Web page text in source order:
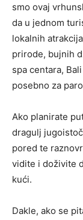
smo ovaj
da u jednom
lokalnih
prirode, bujnih
spa centara,
posebno za
Ako planirate
dragulj
pored te
vidite i doživite
kući.
Dakle, ako se